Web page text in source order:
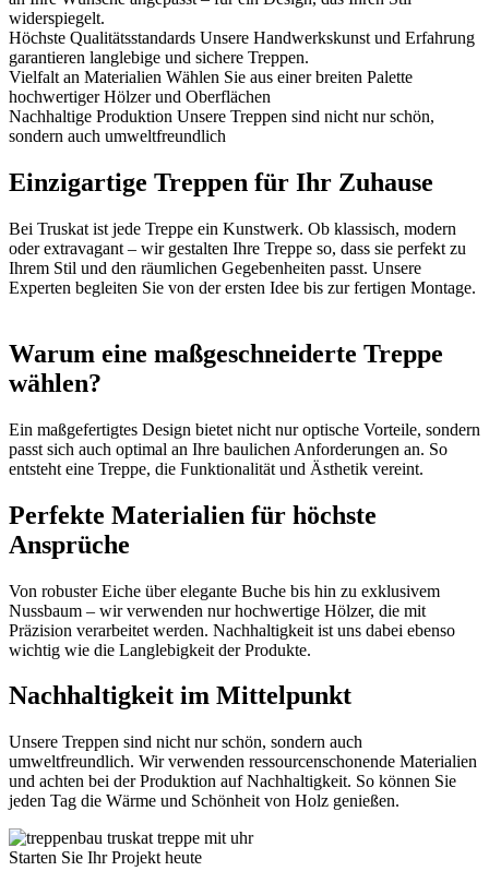
widerspiegelt.
Höchste Qualitätsstandards Unsere Handwerkskunst und Erfahrung
garantieren langlebige und sichere Treppen.
Vielfalt an Materialien Wählen Sie aus einer breiten Palette
hochwertiger Hölzer und Oberflächen
Nachhaltige Produktion Unsere Treppen sind nicht nur schön,
sondern auch umweltfreundlich
Einzigartige Treppen für Ihr Zuhause
Bei Truskat ist jede Treppe ein Kunstwerk. Ob klassisch, modern
oder extravagant – wir gestalten Ihre Treppe so, dass sie perfekt zu
Ihrem Stil und den räumlichen Gegebenheiten passt. Unsere
Experten begleiten Sie von der ersten Idee bis zur fertigen Montage.
Warum eine maßgeschneiderte Treppe
wählen?
Ein maßgefertigtes Design bietet nicht nur optische Vorteile, sondern
passt sich auch optimal an Ihre baulichen Anforderungen an. So
entsteht eine Treppe, die Funktionalität und Ästhetik vereint.
Perfekte Materialien für höchste
Ansprüche
Von robuster Eiche über elegante Buche bis hin zu exklusivem
Nussbaum – wir verwenden nur hochwertige Hölzer, die mit
Präzision verarbeitet werden. Nachhaltigkeit ist uns dabei ebenso
wichtig wie die Langlebigkeit der Produkte.
Nachhaltigkeit im Mittelpunkt
Unsere Treppen sind nicht nur schön, sondern auch
umweltfreundlich. Wir verwenden ressourcenschonende Materialien
und achten bei der Produktion auf Nachhaltigkeit. So können Sie
jeden Tag die Wärme und Schönheit von Holz genießen.
Starten Sie Ihr Projekt heute